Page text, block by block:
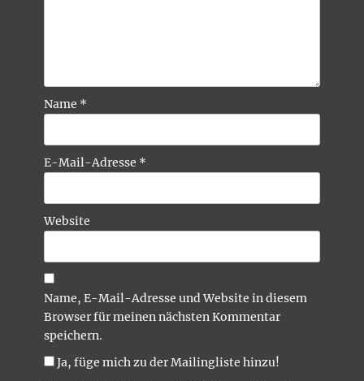
Name *
E-Mail-Adresse *
Website
Name, E-Mail-Adresse und Website in diesem
Browser für meinen nächsten Kommentar
speichern.
Ja, füge mich zu der Mailingliste hinzu!